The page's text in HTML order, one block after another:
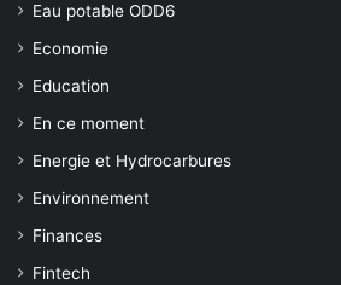
Eau potable ODD6
Economie
Education
En ce moment
Energie et Hydrocarbures
Environnement
Finances
Fintech